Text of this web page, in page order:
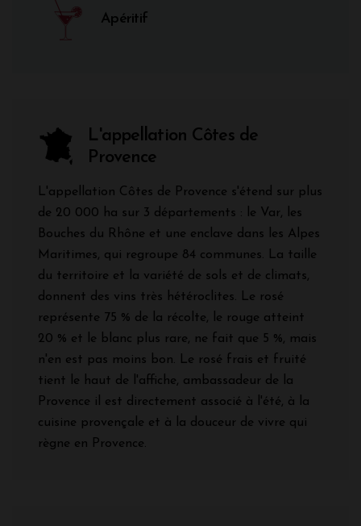
Apéritif
L'appellation Côtes de
Provence
L'appellation Côtes de Provence s'étend sur plus
de 20 000 ha sur 3 départements : le Var, les
Bouches du Rhône et une enclave dans les Alpes
Maritimes, qui regroupe 84 communes. La taille
du territoire et la variété de sols et de climats,
donnent des vins très hétéroclites. Le rosé
représente 75 % de la récolte, le rouge atteint
20 % et le blanc plus rare, ne fait que 5 %, mais
n'en est pas moins bon. Le rosé frais et fruité
tient le haut de l'affiche, ambassadeur de la
Provence il est directement associé à l'été, à la
cuisine provençale et à la douceur de vivre qui
règne en Provence.